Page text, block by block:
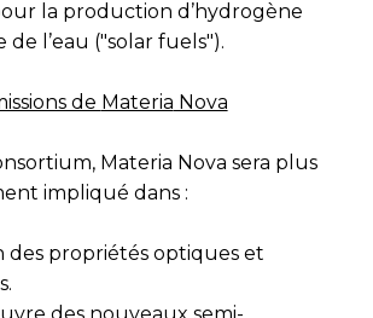
la production d’hydrogène
l’eau ("solar fuels").
de Materia Nova
Materia Nova sera plus
impliqué dans :
des propriétés optiques et